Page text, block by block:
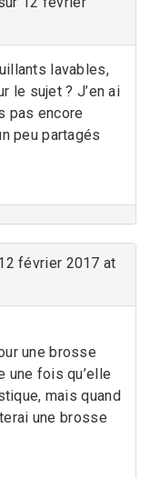
lavables,
le sujet ? J’en ai
pas encore
peu partagés
février 2017 at
une brosse
une fois qu’elle
mais quand
une brosse